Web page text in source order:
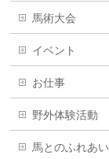
馬術大会
イベント
お仕事
野外体験活動
馬とのふれあい